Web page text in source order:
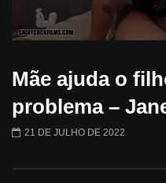
Mãe ajuda o
problema –
21 DE JULHO DE 2022